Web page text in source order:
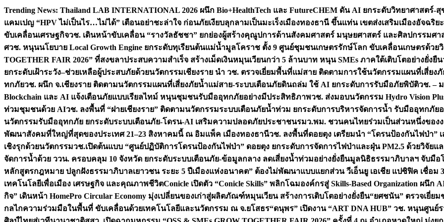
Skip
content
Trending News: Thailand LAB INTERNATIONAL 2026 ผนึก Bio+HealthTech และ FutureCHEM ดัน AI ยกระดับวิทยาศาสตร์
แคมเปญ “HPV ไม่เป็นไร…ไม่ได้” เตือนอย่าชะล่าใจ ก่อนภัยเงียบลุกลามเป็นมะเร็งเมืองทองธานี ขึ้นแท่น เขตส่งเสริมเมืองอัจฉริ
ขับเคลื่อนเศรษฐกิจวช. เดินหน้าขับเคลื่อน “รางวัลธัชชา” ยกย่องผู้สร้างคุณูปการด้านสังคมศาสตร์ มนุษยศาสตร์ และศิลปกรรมศ
ศวช. หนุนนโยบาย Local Growth Engine ยกระดับทุเรียนต้นแม่น้ำมูลโคราช ตั้ง 9 ศูนย์ชุมชนเกษตรรักษ์โลก ขับเคลื่อนเกษตรด้วย
TOGETHER FAIR 2026” ที่สงขลาประสบความสำเร็จ สร้างเม็ดเงินหมุนเวียนกว่า 5 ล้านบาท หนุน SMEs ภาคใต้เติบโตอย่างยั่งยืน
ยกระดับเฝ้าระวัง–ช่วยเหลือผู้ประสบภัยด้วยนวัตกรรมเชียงราย นำ วช. ตรวจเยี่ยมพื้นที่แม่สาย ติดตามการใช้นวัตกรรมแผนที่เสี่ย
ทกภัยวช. ผนึก จ.เชียงราย ติดตามนวัตกรรมแผนที่เสี่ยงภัยน้ำแม่สาย-ระบบเตือนภัยดินถล่ม ใช้ AI ยกระดับการรับมือภัยพิบัติวช. –
Blockchain และ AI แจ้งเตือนภัยแบบเรียลไทม์ หนุนชุมชนรับมืออุทกภัยอย่างมีประสิทธิภาพวช. ส่งมอบนวัตกรรม Hydro Vision
ท่วมชุมชนด้วย AIวช. ลงพื้นที่ “ฝายเชียงราย” ติดตามนวัตกรรมระบบเตือนภัยน้ำท่วม ยกระดับการบริหารจัดการน้ำ รับมืออุทกภัย
นวัตกรรมรับมืออุทกภัย ยกระดับระบบเตือนภัย-โดรน-AI เสริมความปลอดภัยประชาชนรมว.พม. ชวนคนไทยร่วมเป็นส่วนหนึ่งของง
พัฒนาสังคมที่ใหญ่ที่สุดของประเทศ 21–23 สิงหาคมนี้ ณ อิมแพ็ค เมืองทองธานีวช. ลงพื้นที่ดอยตุง เตรียมนำ “โดรนป้องกันไฟป่า
เชิงรุกด้วยนวัตกรรมวช.เปิดต้นแบบ “ศูนย์ปฏิบัติการโดรนป้องกันไฟป่า” ดอยตุง ยกระดับการจัดการไฟป่าและฝุ่น PM2.5 ด้วยวิจัยแ
จัดการน้ำด้วย ววน. ครอบคลุม 10 จังหวัด ยกระดับระบบเตือนภัย-ข้อมูลกลาง ลดเสี่ยงน้ำท่วมอย่างยั่งยืนมูลนิธิธรรมาภิบาลฯ จับมือ
หลักสูตรกฎหมาย ปลูกฝังธรรมาภิบาลเยาวชน ระยะ 5 ปีเมืองแห่งอนาคต” ต้องไม่พัฒนาแบบแยกส่วน วีเอ็นยู เอเชีย แปซิฟิค เชื่
เทคโนโลยีเพื่อเมือง เศรษฐกิจ และคุณภาพชีวิตConicle เปิดตัว “Conicle Skills” พลิกโฉมองค์กรสู่ Skills-Based Organization ผนึ
กิจ” เดินหน้า HomePro Circular Economy มุ่งเปลี่ยนของเก่าสู่ผลิตภัณฑ์หมุนเวียน สร้างการเติบโตอย่างยั่งยืน“ยศชนัน” ตรวจเยี่ย
กลไกความร่วมมือในพื้นที่ ขับเคลื่อนด้วยเทคโนโลยีและนวัตกรรม ณ จ.ยโสธร“ดนุพร” เปิดงาน “ART DNA HUB” วช. หนุนศู